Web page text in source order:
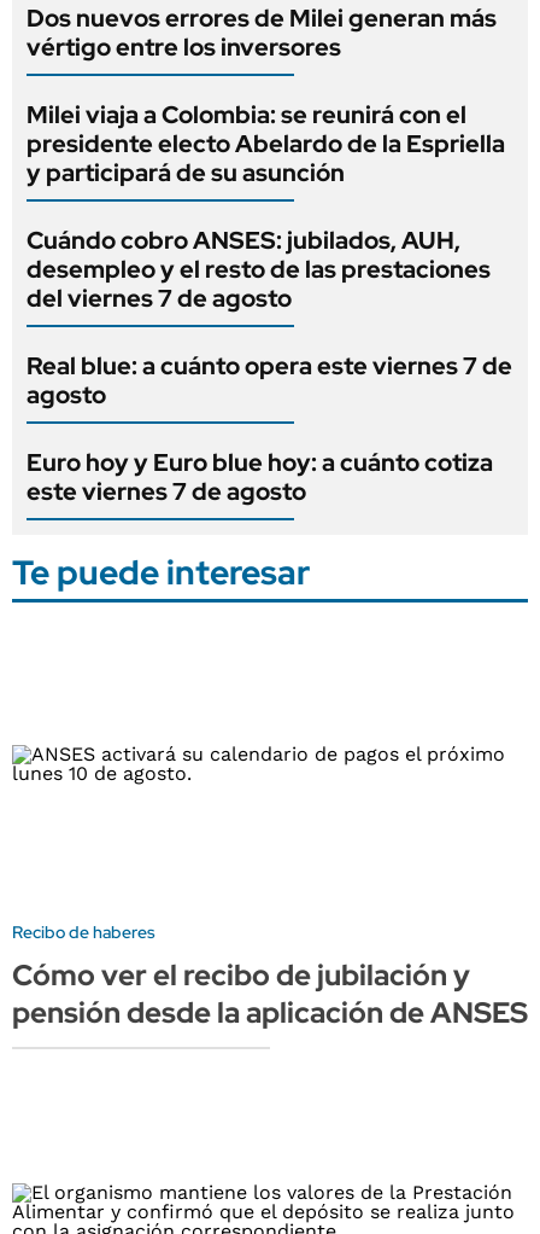
Dos nuevos errores de Milei generan más
vértigo entre los inversores
Milei viaja a Colombia: se reunirá con el
presidente electo Abelardo de la Espriella
y participará de su asunción
Cuándo cobro ANSES: jubilados, AUH,
desempleo y el resto de las prestaciones
del viernes 7 de agosto
Real blue: a cuánto opera este viernes 7 de
agosto
Euro hoy y Euro blue hoy: a cuánto cotiza
este viernes 7 de agosto
Te puede interesar
Recibo de haberes
Cómo ver el recibo de jubilación y
pensión desde la aplicación de ANSES